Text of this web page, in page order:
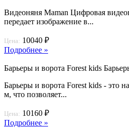
Видеоняня Maman Цифровая
передает изображение в...
Цена: 10040 ₽
Подробнее »
Барьеры и ворота Forest kids
Барьеры и ворота Forest kids - это
м, что позволяет...
Цена: 10160 ₽
Подробнее »